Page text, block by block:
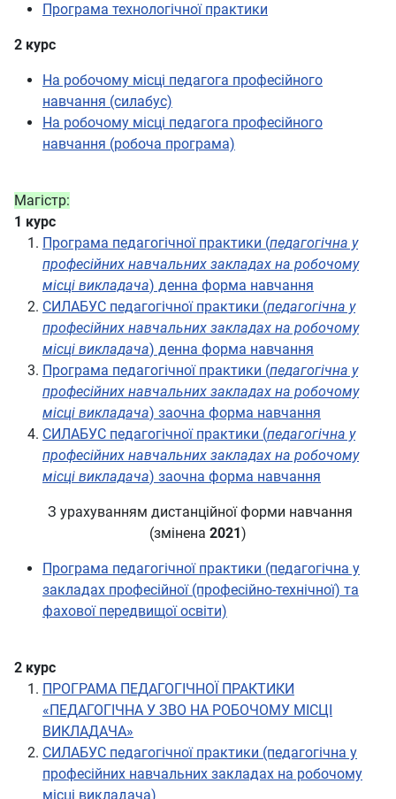
Програма технологічної практики
2 курс
На робочому місці педагога професійного
навчання (силабус)
На робочому місці педагога професійного
навчання (робоча програма)
Магістр:
1 курс
Програма педагогічної практики (педагогічна у
професійних навчальних закладах на робочому
місці викладача) денна форма навчання
СИЛАБУС педагогічної практики (педагогічна у
професійних навчальних закладах на робочому
місці викладача) денна форма навчання
Програма педагогічної практики (педагогічна у
професійних навчальних закладах на робочому
місці викладача) заочна форма навчання
СИЛАБУС педагогічної практики (педагогічна у
професійних навчальних закладах на робочому
місці викладача) заочна форма навчання
З урахуванням дистанційної форми навчання
(змінена 2021)
Програма педагогічної практики (педагогічна у
закладах професійної (професійно-технічної) та
фахової передвищої освіти)
2 курс
ПРОГРАМА ПЕДАГОГІЧНОЇ ПРАКТИКИ
«ПЕДАГОГІЧНА У ЗВО НА РОБОЧОМУ МІСЦІ
ВИКЛАДАЧА»
СИЛАБУС педагогічної практики (педагогічна у
професійних навчальних закладах на робочому
місці викладача)